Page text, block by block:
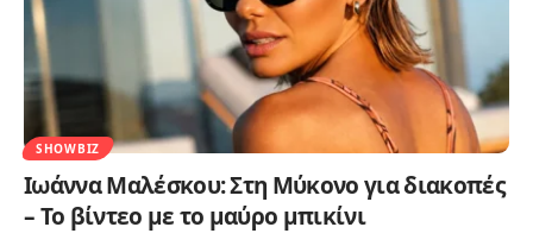
SHOWBIZ
Ιωάννα Μαλέσκου: Στη Μύκονο για διακοπές
– Το βίντεο με το μαύρο μπικίνι